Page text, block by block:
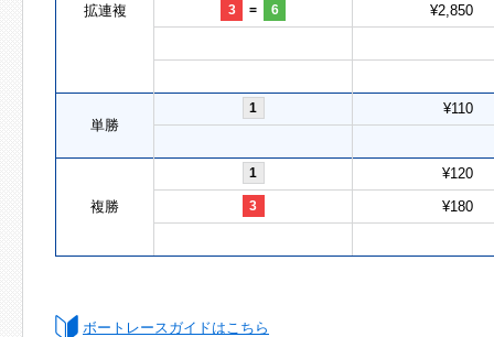
拡連複 3 = 6 ¥2,850
単勝
1 ¥110
複勝
1 ¥120
3 ¥180
ボートレースガイドはこちら